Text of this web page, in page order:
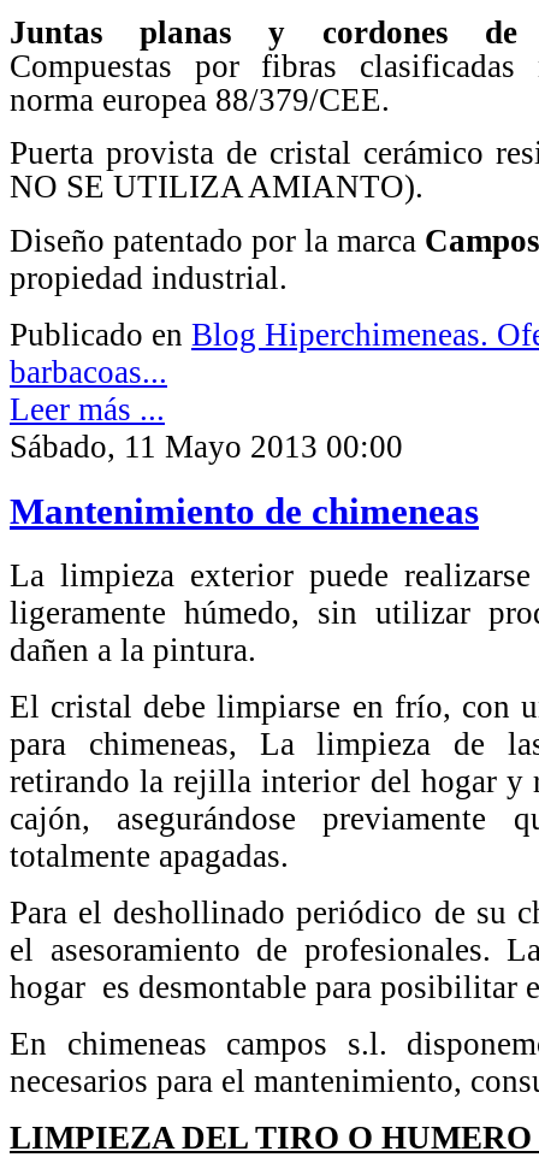
Juntas planas y cordones de
Compuestas por fibras clasificadas
norma europea 88/379/CEE.
Puerta provista de cristal cerámico
NO SE UTILIZA AMIANTO).
Diseño patentado por la marca
propiedad industrial.
Publicado en Blog Hiperchimeneas.
barbacoas...
Leer más ...
Sábado, 11 Mayo 2013 00:00
Mantenimiento de chimeneas
La limpieza exterior puede
ligeramente húmedo, sin utilizar
dañen a la pintura.
El cristal debe limpiarse en frío, con
para chimeneas, La limpieza de
retirando la rejilla interior del hogar y
cajón, asegurándose previamente
totalmente apagadas.
Para el deshollinado periódico de su
el asesoramiento de profesionales.
hogar es desmontable para posibilitar
En chimeneas campos s.l.
necesarios para el mantenimiento,
LIMPIEZA DEL TIRO O